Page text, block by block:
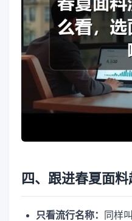
四、跟进春夏面
只看流行名称：
同样